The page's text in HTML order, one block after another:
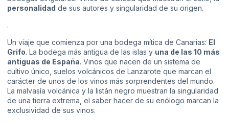
personalidad de sus autores y singularidad de su origen.
.
Un viaje que comienza por una bodega mítica de Canarias: El
Grifo. La bodega más antigua de las islas y una de las 10 más
antiguas de España. Vinos que nacen de un sistema de
cultivo único, suelos volcánicos de Lanzarote que marcan el
carácter de unos de los vinos más sorprendentes del mundo.
La malvasía volcánica y la listán negro muestran la singularidad
de una tierra extrema, el saber hacer de su enólogo marcan la
exclusividad de sus vinos.